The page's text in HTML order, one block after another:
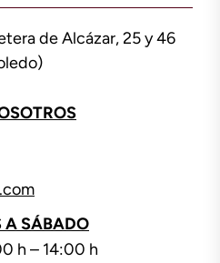
de Alcázar, 25 y 46
A SÁBADO
h – 14:00 h